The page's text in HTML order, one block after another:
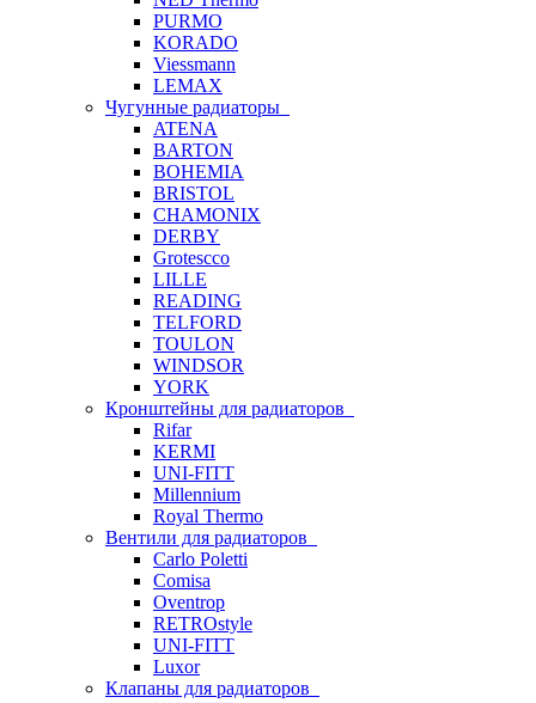
PURMO
KORADO
Viessmann
LEMAX
Чугунные радиаторы
ATENA
BARTON
BOHEMIA
BRISTOL
CHAMONIX
DERBY
Grotescco
LILLE
READING
TELFORD
TOULON
WINDSOR
YORK
Кронштейны для радиаторов
Rifar
KERMI
UNI-FITT
Millennium
Royal Thermo
Вентили для радиаторов
Carlo Poletti
Comisa
Oventrop
RETROstyle
UNI-FITT
Luxor
Клапаны для радиаторов